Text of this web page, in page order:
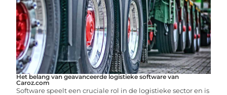
Het belang van geavanceerde logistieke software van
Caroz.com
Software speelt een cruciale rol in de logistieke sector en is